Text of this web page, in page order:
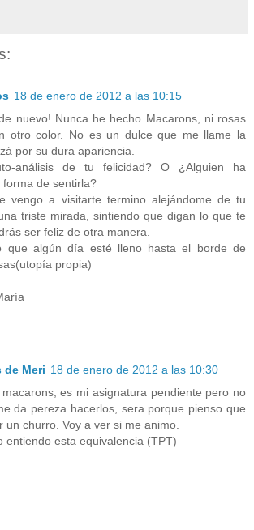
18 de enero de 2012 a las 10:15
nuevo! Nunca he hecho Macarons, ni rosas
otro color. No es un dulce que me llame la
por su dura apariencia.
análisis de tu felicidad? O ¿Alguien ha
forma de sentirla?
vengo a visitarte termino alejándome de tu
triste mirada, sintiendo que digan lo que te
ser feliz de otra manera.
que algún día esté lleno hasta el borde de
propia)
de Meri 18 de enero de 2012 a las 10:30
macarons, es mi asignatura pendiente pero no
da pereza hacerlos, sera porque pienso que
un churro. Voy a ver si me animo.
entiendo esta equivalencia (TPT)